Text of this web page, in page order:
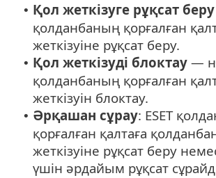
• Қол жеткізуге рұқсат беру
қолданбаның қорғалған
жеткізуіне рұқсат беру.
• Қол жеткізуді блоктау —
қолданбаның қорғалған
жеткізуін блоктау.
• Әрқашан сұрау: ESET
қорғалған қалтаға
жеткізуіне рұқсат беру
үшін әрдайым рұқсат